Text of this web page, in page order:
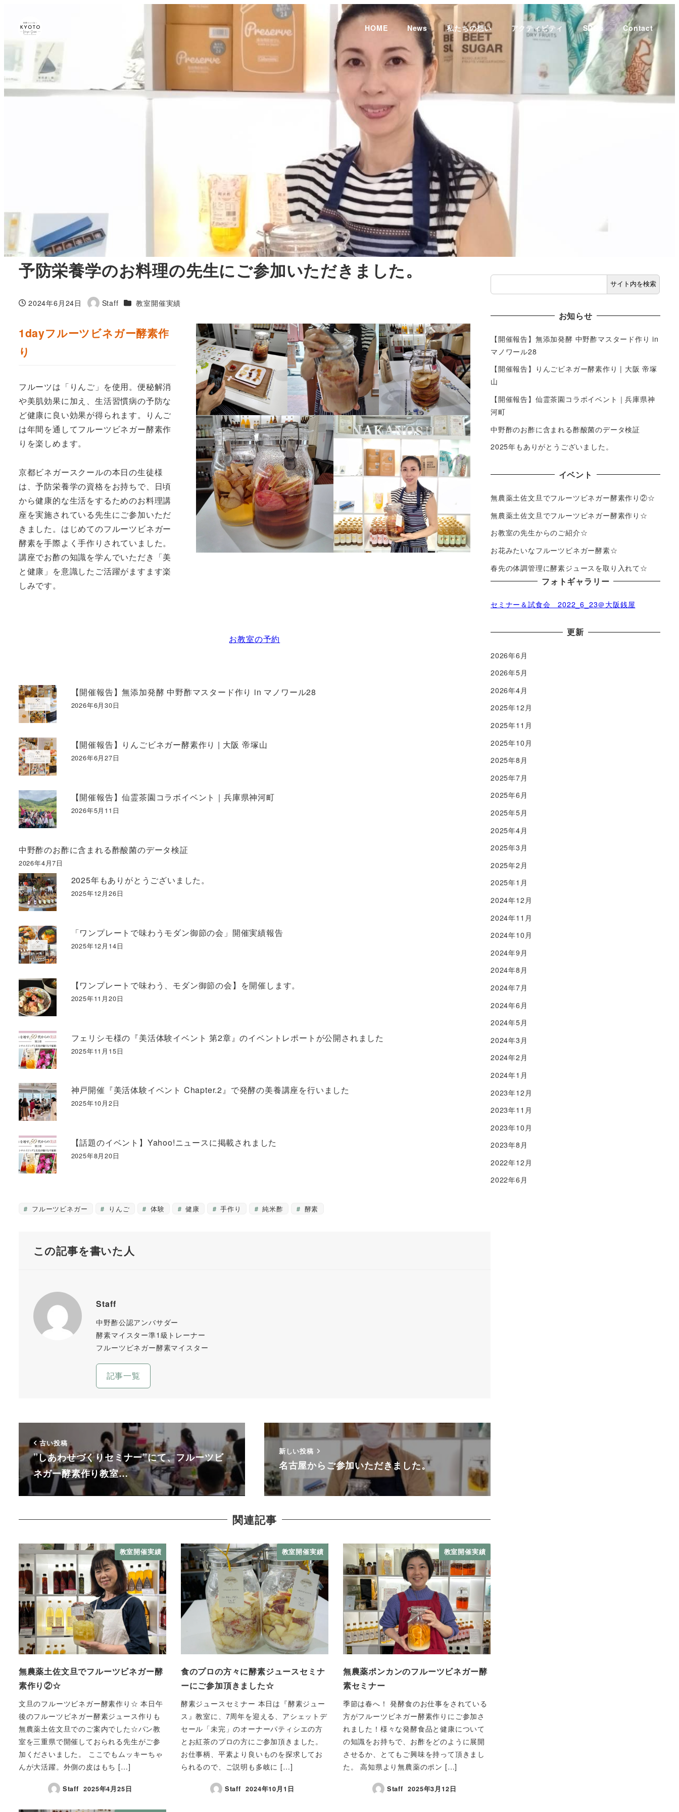
HOME News 私たちの想い アクティビティ SDGs Contact
予防栄養学のお料理の先生にご参加いただきました。
投稿日
2024年6月24日
著
Staff カテゴリー
教室開催実績
1dayフルーツビネガー酵素作
り
フルーツは「りんご」を使用。便秘解消
や美肌効果に加え、生活習慣病の予防な
ど健康に良い効果が得られます。りんご
は年間を通してフルーツビネガー酵素作
りを楽しめます。
京都ビネガースクールの本日の生徒様
は、予防栄養学の資格をお持ちで、日頃
から健康的な生活をするためのお料理講
座を実施されている先生にご参加いただ
きました。はじめてのフルーツビネガー
酵素を手際よく手作りされていました。
講座でお酢の知識を学んでいただき「美
と健康」を意識したご活躍がますます楽
しみです。
お教室の予約
【開催報告】無添加発酵 中野酢マスタード作り in マノワール28
2026年6月30日
【開催報告】りんごビネガー酵素作り | 大阪 帝塚山
2026年6月27日
【開催報告】仙霊茶園コラボイベント｜兵庫県神河町
2026年5月11日
中野酢のお酢に含まれる酢酸菌のデータ検証
2026年4月7日
2025年もありがとうございました。
2025年12月26日
「ワンプレートで味わうモダン御節の会」開催実績報告
2025年12月14日
【ワンプレートで味わう、モダン御節の会】を開催します。
2025年11月20日
フェリシモ様の『美活体験イベント 第2章』のイベントレポートが公開されました
2025年11月15日
神戸開催『美活体験イベント Chapter.2』で発酵の美養講座を行いました
2025年10月2日
【話題のイベント】Yahoo!ニュースに掲載されました
2025年8月20日
フルーツビネガー りんご 体験 健康 手作り 純米酢 酵素
この記事を書いた人
Staff
中野酢公認アンバサダー
酵素マイスター準1級トレーナー
フルーツビネガー酵素マイスター
記事一覧
古い投稿
”しあわせづくりセミナー”にて、フルーツビ
ネガー酵素作り教室…
新しい投稿
名古屋からご参加いただきました。
関連記事
教室開催実績
無農薬土佐文旦でフルーツビネガー酵
素作り②☆
文旦のフルーツビネガー酵素作り☆ 本日午
後のフルーツビネガー酵素ジュース作りも
無農薬土佐文旦でのご案内でした☆パン教
室を三重県で開催しておられる先生がご参
加くださいました。 ここでもムッキーちゃ
んが大活躍。外側の皮はもち […]
Staff 2025年4月25日
教室開催実績
食のプロの方々に酵素ジュースセミナ
ーにご参加頂きました☆
酵素ジュースセミナー 本日は『酵素ジュー
ス』教室に、7周年を迎える、アシェットデ
セール「未完」のオーナーパティシエの方
とお紅茶のプロの方にご参加頂きました。
お仕事柄、平素より良いものを探求してお
られるので、ご説明も多岐に […]
Staff 2024年10月1日
教室開催実績
無農薬ポンカンのフルーツビネガー酵
素セミナー
季節は春へ！ 発酵食のお仕事をされている
方がフルーツビネガー酵素作りにご参加さ
れました！様々な発酵食品と健康について
の知識をお持ちで、お酢をどのように展開
させるか、とてもご興味を持って頂きまし
た。 高知県より無農薬のポン […]
Staff 2025年3月12日
サイト内を検索
お知らせ
【開催報告】無添加発酵 中野酢マスタード作り in
マノワール28
【開催報告】りんごビネガー酵素作り | 大阪 帝塚
山
【開催報告】仙霊茶園コラボイベント｜兵庫県神
河町
中野酢のお酢に含まれる酢酸菌のデータ検証
2025年もありがとうございました。
イベント
無農薬土佐文旦でフルーツビネガー酵素作り②☆
無農薬土佐文旦でフルーツビネガー酵素作り☆
お教室の先生からのご紹介☆
お花みたいなフルーツビネガー酵素☆
春先の体調管理に酵素ジュースを取り入れて☆
フォトギャラリー
セミナー＆試食会 2022_6_23＠大阪銭屋
更新
2026年6月
2026年5月
2026年4月
2025年12月
2025年11月
2025年10月
2025年8月
2025年7月
2025年6月
2025年5月
2025年4月
2025年3月
2025年2月
2025年1月
2024年12月
2024年11月
2024年10月
2024年9月
2024年8月
2024年7月
2024年6月
2024年5月
2024年3月
2024年2月
2024年1月
2023年12月
2023年11月
2023年10月
2023年8月
2022年12月
2022年6月